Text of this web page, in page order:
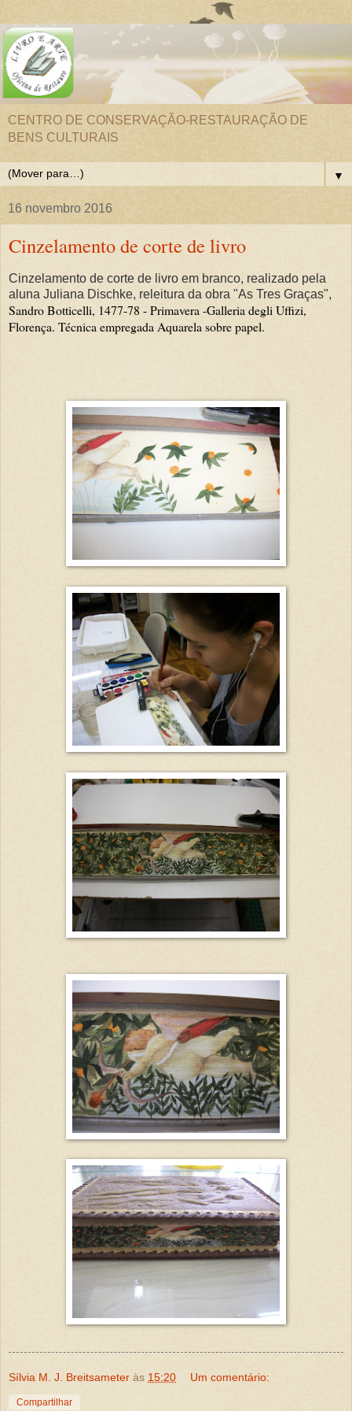
CENTRO DE CONSERVAÇÃO-RESTAURAÇÃO DE
BENS CULTURAIS
▼
16 novembro 2016
Cinzelamento de corte de livro
Cinzelamento de corte de livro em branco, realizado pela
aluna Juliana Dischke, releitura da obra "As Tres Graças",
Sandro Botticelli, 1477-78 - Primavera -Galleria degli Uffizi,
Florença. Técnica empregada Aquarela sobre papel.
Sílvia M. J. Breitsameter às 15:20 Um comentário:
Compartilhar